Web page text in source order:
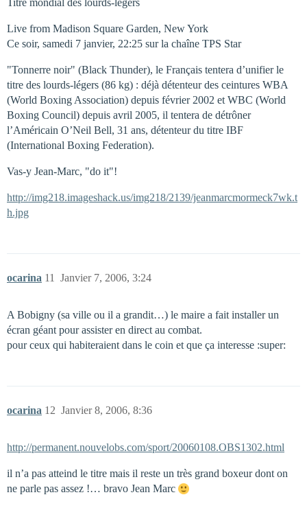
Live from Madison Square Garden, New York
Ce soir, samedi 7 janvier, 22:25 sur la chaîne TPS Star
"Tonnerre noir" (Black Thunder), le Français tentera d’unifier le
titre des lourds-légers (86 kg) : déjà détenteur des ceintures WBA
(World Boxing Association) depuis février 2002 et WBC (World
Boxing Council) depuis avril 2005, il tentera de détrôner
l’Américain O’Neil Bell, 31 ans, détenteur du titre IBF
(International Boxing Federation).
Vas-y Jean-Marc, "do it"!
http://img218.imageshack.us/img218/2139/jeanmarcmormeck7wk.t
h.jpg
ocarina Janvier 7, 2006, 3:24
11
A Bobigny (sa ville ou il a grandit…) le maire a fait installer un
écran géant pour assister en direct au combat.
pour ceux qui habiteraient dans le coin et que ça interesse :super:
ocarina Janvier 8, 2006, 8:36
12
http://permanent.nouvelobs.com/sport/20060108.OBS1302.html
il n’a pas atteind le titre mais il reste un très grand boxeur dont on
ne parle pas assez !… bravo Jean Marc